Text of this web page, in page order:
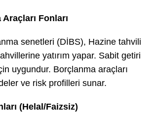
Fonları
senetleri (DİBS), Hazine tahvili
yatırım yapar. Sabit getiri
uygundur. Borçlanma araçları
ve risk profilleri sunar.
(Helal/Faizsiz)